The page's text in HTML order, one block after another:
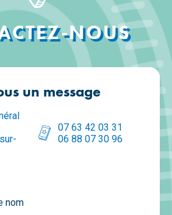
NOUS
un message
07 63 42 03 31
06 88 07 30 96